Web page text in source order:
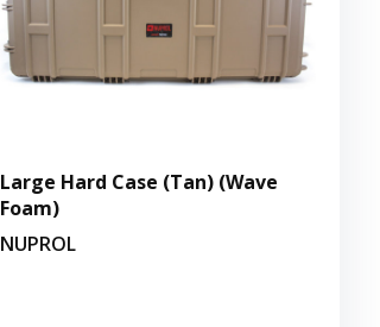
Large Hard Case (Tan) (Wave
Foam)
NUPROL